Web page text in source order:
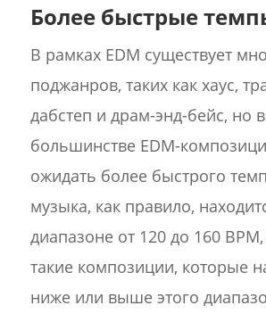
Более быстрые
В рамках EDM существует
поджанров, таких как хаус,
дабстеп и драм-энд-бейс, но в
большинстве EDM-
ожидать более быстрого
музыка, как правило,
диапазоне от 120 до 160 BPM,
такие композиции, которые
ниже или выше этого